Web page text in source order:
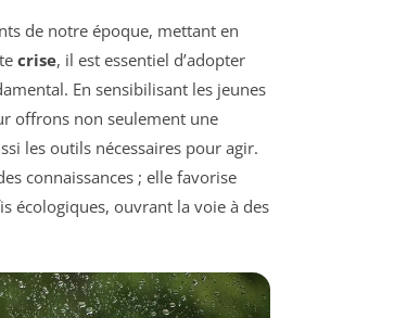
de notre époque, mettant en
crise, il est essentiel d’adopter
En sensibilisant les jeunes
offrons non seulement une
les outils nécessaires pour agir.
connaissances ; elle favorise
écologiques, ouvrant la voie à des